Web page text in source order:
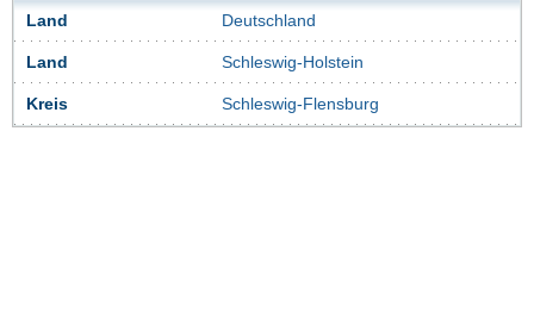
Land Deutschland
Land Schleswig-Holstein
Kreis Schleswig-Flensburg